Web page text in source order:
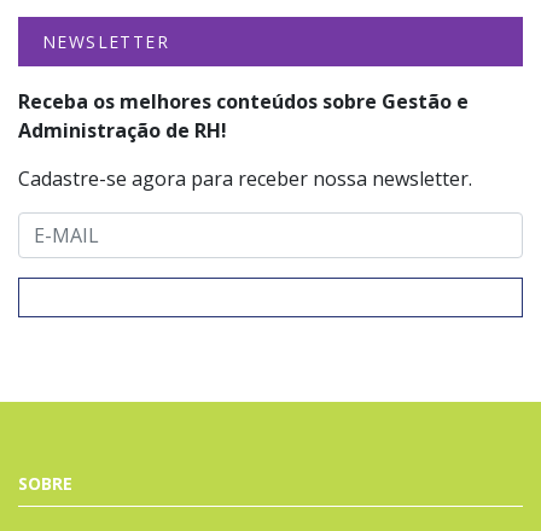
NEWSLETTER
Receba os melhores conteúdos sobre Gestão e
Administração de RH!
Cadastre-se agora para receber nossa newsletter.
SOBRE